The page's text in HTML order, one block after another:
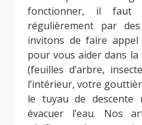
fonctionner, il faut
régulièrement par
invitons de faire appel
pour vous aider dans la
(feuilles d’arbre,
l’intérieur, votre
le tuyau de descente
évacuer l’eau. Nos